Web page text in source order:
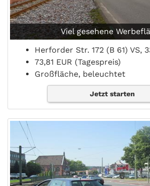
Viel gesehene
Herforder Str. 172 (B 61) VS,
73,81 EUR (Tagespreis)
Großfläche, beleuchtet
Jetzt starten